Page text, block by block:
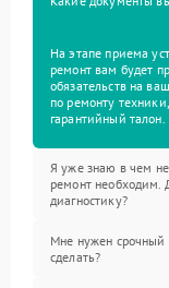
На этапе приема
ремонт вам будет
обязательств на
по ремонту
гарантийный талон.
Я уже знаю в чем
ремонт необходим.
диагностику?
Мне нужен срочный
сделать?